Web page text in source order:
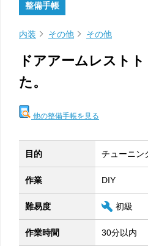
整備手帳
内装 その他 その他
ドアアームレスト
た。
他の整備手帳を見る
目的 チューニン
作業 DIY
難易度 初級
作業時間 30分以内